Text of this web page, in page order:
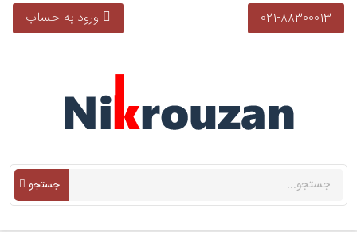
021-88300013 ورود به حساب
جستجو